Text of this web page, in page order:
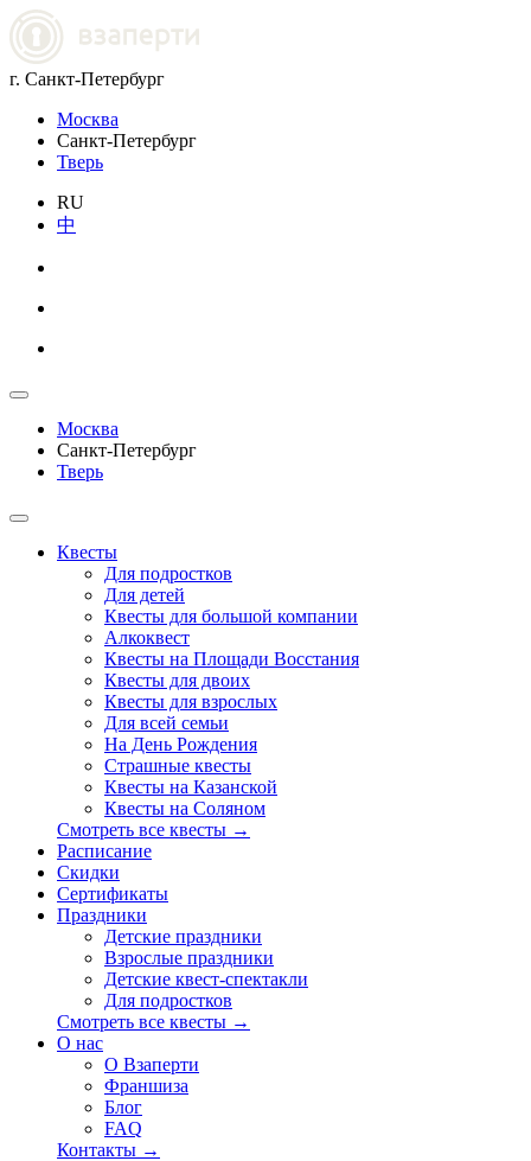
г. Санкт-Петербург
Москва
Санкт-Петербург
Тверь
RU
中
Москва
Санкт-Петербург
Тверь
Квесты
Для подростков
Для детей
Квесты для большой компании
Алкоквест
Квесты на Площади Восстания
Квесты для двоих
Квесты для взрослых
Для всей семьи
На День Рождения
Страшные квесты
Квесты на Казанской
Квесты на Соляном
Смотреть все квесты →
Расписание
Скидки
Сертификаты
Праздники
Детские праздники
Взрослые праздники
Детские квест-спектакли
Для подростков
Смотреть все квесты →
О нас
О Взаперти
Франшиза
Блог
FAQ
Контакты →